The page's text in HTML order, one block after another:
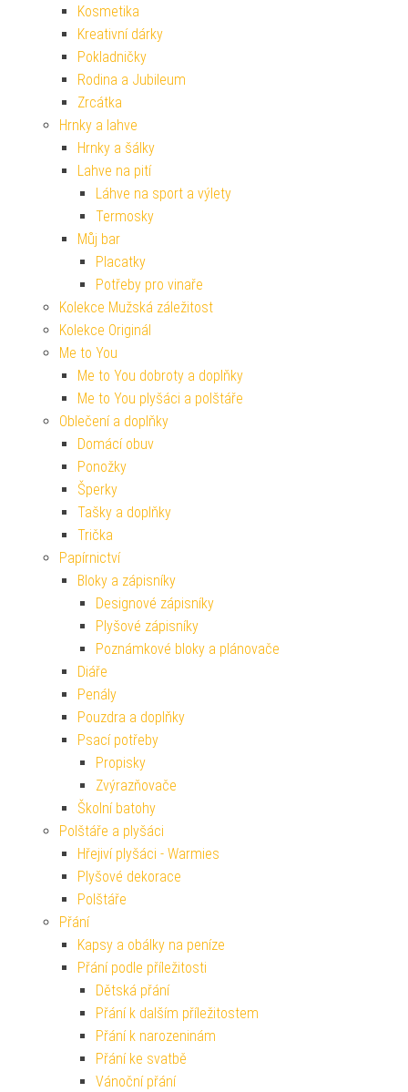
Kosmetika
Kreativní dárky
Pokladničky
Rodina a Jubileum
Zrcátka
Hrnky a lahve
Hrnky a šálky
Lahve na pití
Láhve na sport a výlety
Termosky
Můj bar
Placatky
Potřeby pro vinaře
Kolekce Mužská záležitost
Kolekce Originál
Me to You
Me to You dobroty a doplňky
Me to You plyšáci a polštáře
Oblečení a doplňky
Domácí obuv
Ponožky
Šperky
Tašky a doplňky
Trička
Papírnictví
Bloky a zápisníky
Designové zápisníky
Plyšové zápisníky
Poznámkové bloky a plánovače
Diáře
Penály
Pouzdra a doplňky
Psací potřeby
Propisky
Zvýrazňovače
Školní batohy
Polštáře a plyšáci
Hřejiví plyšáci - Warmies
Plyšové dekorace
Polštáře
Přání
Kapsy a obálky na peníze
Přání podle příležitosti
Dětská přání
Přání k dalším příležitostem
Přání k narozeninám
Přání ke svatbě
Vánoční přání